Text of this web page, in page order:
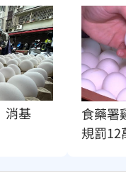
消基
食藥署
規罰12